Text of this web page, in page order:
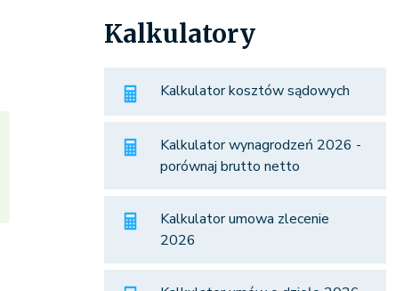
Kalkulatory
Kalkulator kosztów sądowych
Kalkulator wynagrodzeń 2026 -
porównaj brutto netto
Kalkulator umowa zlecenie
2026